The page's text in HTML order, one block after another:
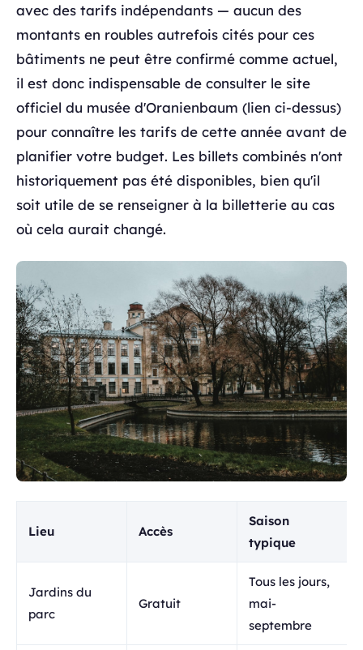
avec des tarifs indépendants — aucun des
montants en roubles autrefois cités pour ces
bâtiments ne peut être confirmé comme actuel,
il est donc indispensable de consulter le site
officiel du musée d'Oranienbaum (lien ci-dessus)
pour connaître les tarifs de cette année avant de
planifier votre budget. Les billets combinés n'ont
historiquement pas été disponibles, bien qu'il
soit utile de se renseigner à la billetterie au cas
où cela aurait changé.
Lieu Accès
Saison
typique
Jardins du
parc
Gratuit
Tous les jours,
mai-
septembre